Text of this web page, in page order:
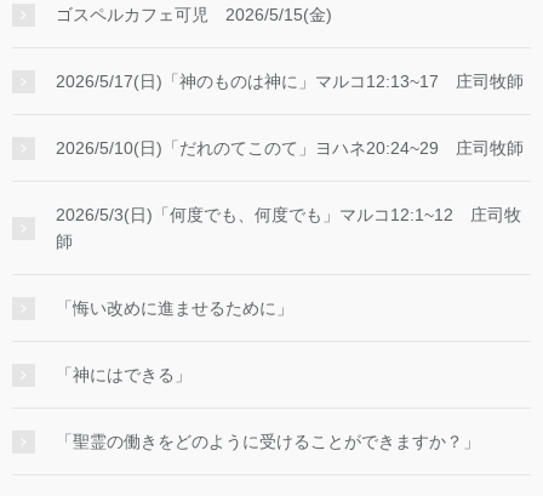
ゴスペルカフェ可児 2026/5/15(金)
2026/5/17(日)「神のものは神に」マルコ12:13~17 庄司牧師
2026/5/10(日)「だれのてこのて」ヨハネ20:24~29 庄司牧師
2026/5/3(日)「何度でも、何度でも」マルコ12:1~12 庄司牧
師
「悔い改めに進ませるために」
「神にはできる」
「聖霊の働きをどのように受けることができますか？」